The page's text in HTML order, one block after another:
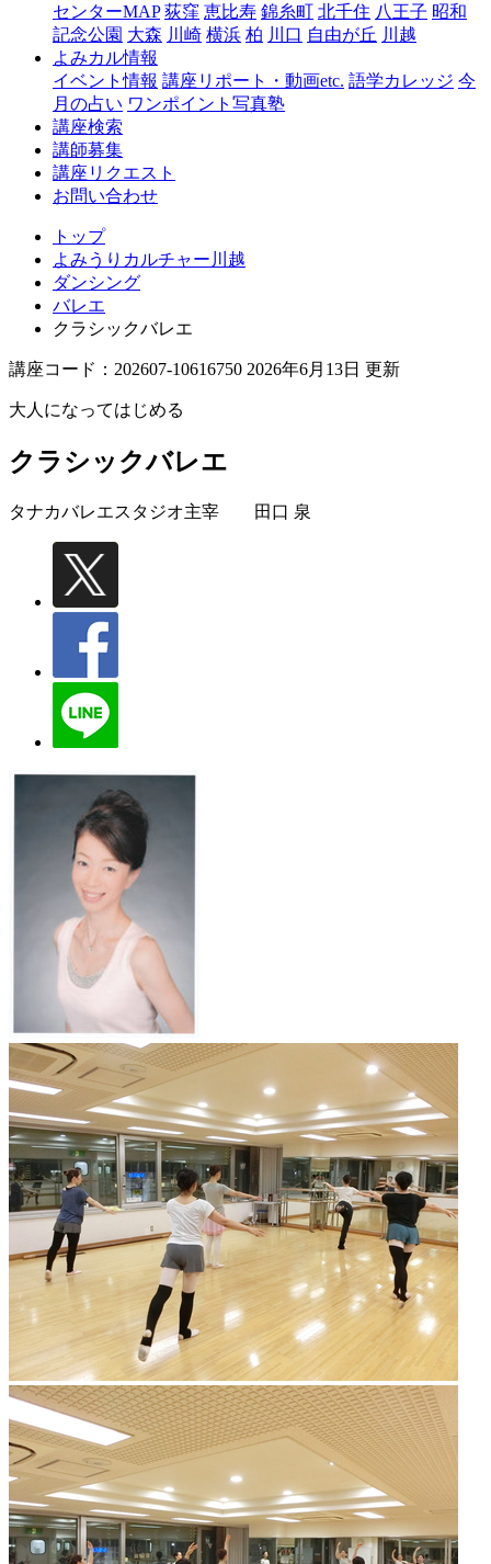
越
センターMAP 荻窪 恵比寿 錦糸町 北千住 八王子 昭和
記念公園 大森 川崎 横浜 柏 川口 自由が丘 川越
よみカル情報
イベント情報 講座リポート・動画etc. 語学カレッジ 今
月の占い ワンポイント写真塾
講座検索
講師募集
講座リクエスト
お問い合わせ
トップ
よみうりカルチャー川越
ダンシング
バレエ
クラシックバレエ
講座コード：202607-10616750 2026年6月13日 更新
大人になってはじめる
クラシックバレエ
タナカバレエスタジオ主宰 田口 泉